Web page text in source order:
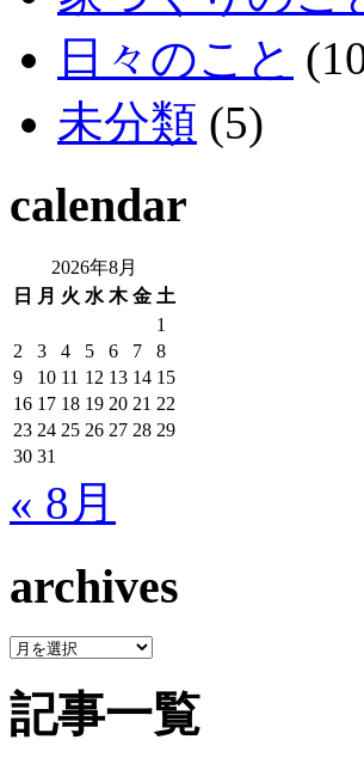
日々のこと
未分類 (5)
calendar
2026年8月
日
月 火 水 木 金 土
1
2
3 4 5 6 7
8
9
10 11 12 13 14 15
16 17 18 19 20 21 22
23 24 25 26 27 28 29
30 31
« 8月
archives
archives
記事一覧